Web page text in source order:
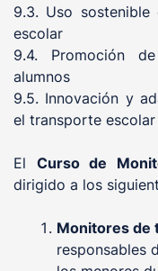
9.3. Uso
escolar
9.4. Promoción
alumnos
9.5. Innovación y
el transporte escolar
El Curso de
dirigido a los
Monitores de
responsables